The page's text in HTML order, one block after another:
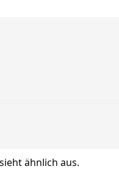
ähnlich aus.